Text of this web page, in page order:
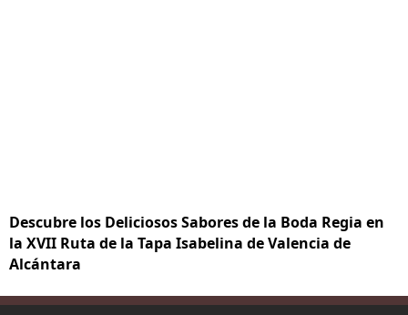
Descubre los Deliciosos Sabores de la Boda Regia en
la XVII Ruta de la Tapa Isabelina de Valencia de
Alcántara